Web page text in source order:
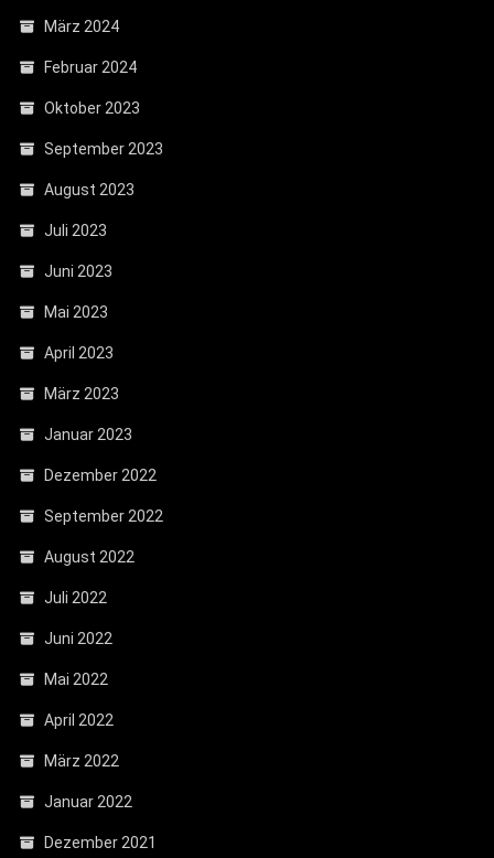
März 2024
Februar 2024
Oktober 2023
September 2023
August 2023
Juli 2023
Juni 2023
Mai 2023
April 2023
März 2023
Januar 2023
Dezember 2022
September 2022
August 2022
Juli 2022
Juni 2022
Mai 2022
April 2022
März 2022
Januar 2022
Dezember 2021